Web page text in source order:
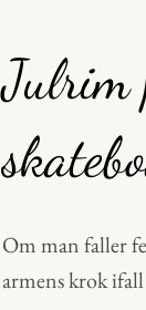
Julrim
Om man faller
armens krok